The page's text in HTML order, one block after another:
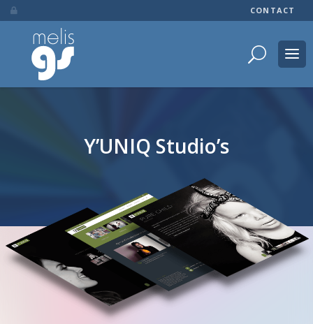
 CONTACT
Y’UNIQ Studio’s